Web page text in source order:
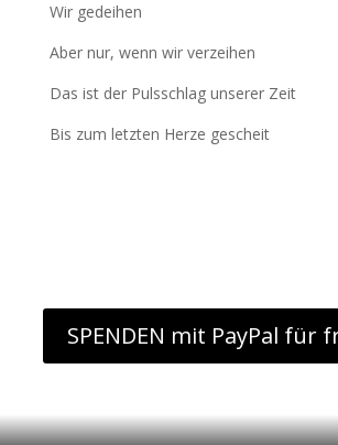
Wir gedeihen
Aber nur, wenn wir verzeihen
Das ist der Pulsschlag unserer Zeit
Bis zum letzten Herze gescheit
SPENDEN mit PayPal für